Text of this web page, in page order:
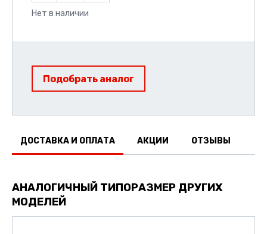
Нет в наличии
Подобрать аналог
ДОСТАВКА И ОПЛАТА АКЦИИ ОТЗЫВЫ
АНАЛОГИЧНЫЙ ТИПОРАЗМЕР ДРУГИХ
МОДЕЛЕЙ